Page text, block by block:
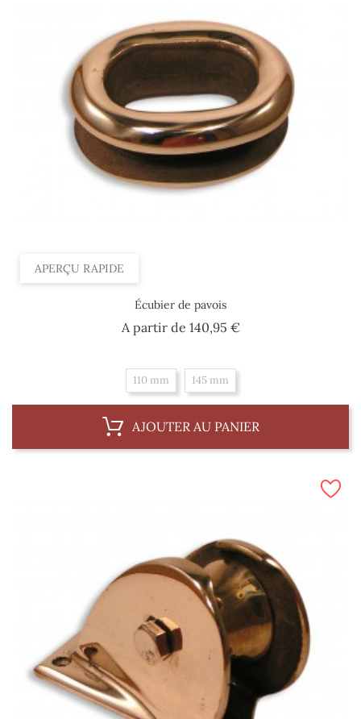
APERÇU RAPIDE
Écubier de pavois
A partir de 140,95 €Prix
110 mm 145 mm
AJOUTER AU PANIER